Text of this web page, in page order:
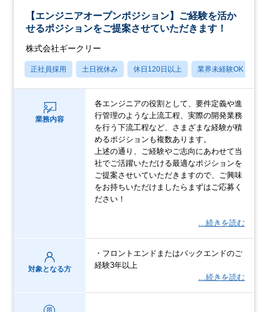
【エンジニアオープンポジション】ご経験を活か
せるポジションをご提案させていただきます！
株式会社ギークリー
正社員採用 土日祝休み 休日120日以上 業界未経験OK
業務内容
各エンジニアの役割として、要件定義や進
行管理のような上流工程、実際の開発業務
を行う下流工程など、さまざまな経験が積
めるポジションも複数あります。
上述の通り、ご経験やご志向にあわせて当
社でご活躍いただける最適なポジションを
ご提案させいていただきますので、ご興味
をお持ちいただけましたらまずはご応募く
ださい！
…続きを読む
対象となる方
・フロントエンドまたはバックエンドのご
経験3年以上
…続きを読む